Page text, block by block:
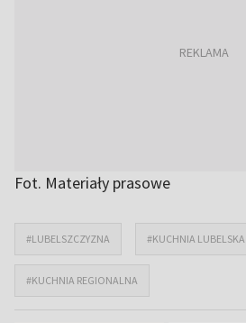
Fot. Materiały prasowe
#LUBELSZCZYZNA #KUCHNIA LUBELSKA
#KUCHNIA REGIONALNA